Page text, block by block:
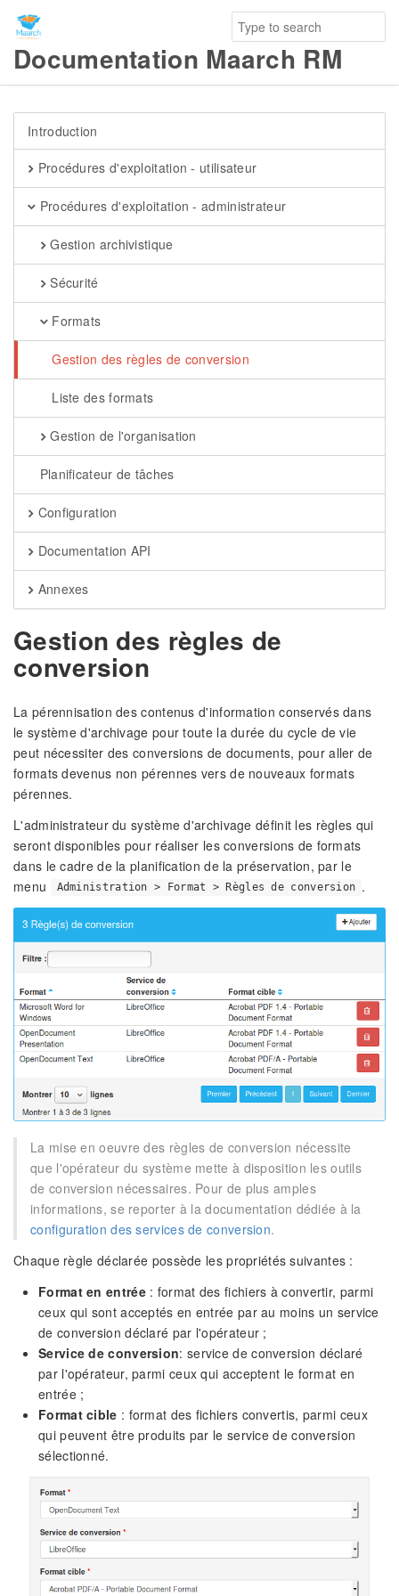
Documentation Maarch RM
Introduction
Procédures d'exploitation - utilisateur
Procédures d'exploitation - administrateur
Gestion archivistique
Sécurité
Formats
Gestion des règles de conversion
Liste des formats
Gestion de l'organisation
Planificateur de tâches
Configuration
Documentation API
Annexes
Gestion des règles de
conversion
La pérennisation des contenus d'information conservés dans
le système d'archivage pour toute la durée du cycle de vie
peut nécessiter des conversions de documents, pour aller de
formats devenus non pérennes vers de nouveaux formats
pérennes.
L'administrateur du système d'archivage définit les règles qui
seront disponibles pour réaliser les conversions de formats
dans le cadre de la planification de la préservation, par le
menu
Administration > Format > Règles de conversion .
La mise en oeuvre des règles de conversion nécessite
que l'opérateur du système mette à disposition les outils
de conversion nécessaires. Pour de plus amples
informations, se reporter à la documentation dédiée à la
configuration des services de conversion.
Chaque règle déclarée possède les propriétés suivantes :
Format en entrée: format des fichiers à convertir, parmi
ceux qui sont acceptés en entrée par au moins un service
de conversion déclaré par l'opérateur ;
Service de conversion: service de conversion déclaré
par l'opérateur, parmi ceux qui acceptent le format en
entrée ;
Format cible : format des fichiers convertis, parmi ceux
qui peuvent être produits par le service de conversion
sélectionné.